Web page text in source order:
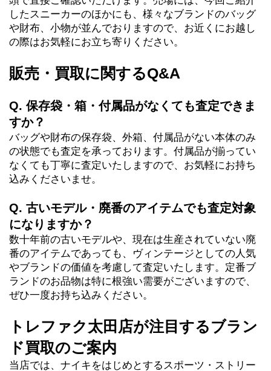
したスニーカーのほかにも、様々なブランドのバッグ
や財布、小物が並んでおりますので、お近くにお越し
の際はお気軽にお立ち寄りください。
販売・買取に関するQ&A
Q. 保存袋・箱・付属品がなくても査定できま
すか？
バッグや財布の保存袋、外箱、付属品がない本体のみ
の状態でも査定を承っております。付属品が揃ってい
なくても丁寧に査定いたしますので、お気軽にお持ち
込みくださいませ。
Q. 古いモデル・廃番のアイテムでも査定対象
になりますか？
数十年前の古いモデルや、現在は生産されていない廃
番のアイテムであっても、ヴィンテージとしての人気
やブランドの価値を考慮して査定いたします。定番ブ
ランドのお品物は特に根強い需要がございますので、
ぜひ一度お持ち込みください。
トレファク太田店が注目するブラン
ド買取のご案内
当店では、ナイキをはじめとするスポーツ・ストリー